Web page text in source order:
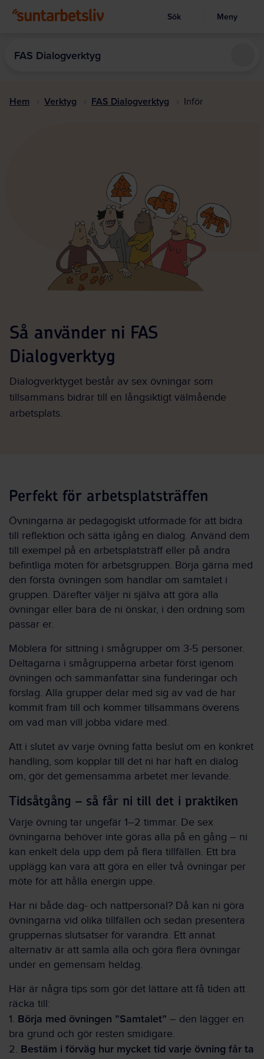
Visa sökruta
Sök Meny
FAS Dialogverktyg
Hem Verktyg FAS Dialogverktyg Inför
Så använder ni FAS
Dialogverktyg
Dialogverktyget består av sex övningar som
tillsammans bidrar till en långsiktigt välmående
arbetsplats.
Perfekt för arbetsplatsträffen
Övningarna är pedagogiskt utformade för att bidra
till reflektion och sätta igång en dialog. Använd dem
till exempel på en arbetsplatsträff eller på andra
befintliga möten för arbetsgruppen. Börja gärna med
den första övningen som handlar om samtalet i
gruppen. Därefter väljer ni själva att göra alla
övningar eller bara de ni önskar, i den ordning som
passar er.
Möblera för sittning i smågrupper om 3-5 personer.
Deltagarna i smågrupperna arbetar först igenom
övningen och sammanfattar sina funderingar och
förslag. Alla grupper delar med sig av vad de har
kommit fram till och kommer tillsammans överens
om vad man vill jobba vidare med.
Att i slutet av varje övning fatta beslut om en konkret
handling, som kopplar till det ni har haft en dialog
om, gör det gemensamma arbetet mer levande.
Tidsåtgång – så får ni till det i praktiken
Varje övning tar ungefär 1–2 timmar. De sex
övningarna behöver inte göras alla på en gång – ni
kan enkelt dela upp dem på flera tillfällen. Ett bra
upplägg kan vara att göra en eller två övningar per
möte för att hålla energin uppe.
Har ni både dag- och nattpersonal? Då kan ni göra
övningarna vid olika tillfällen och sedan presentera
gruppernas slutsatser för varandra. Ett annat
alternativ är att samla alla och göra flera övningar
under en gemensam heldag.
Här är några tips som gör det lättare att få tiden att
räcka till:
1. Börja med övningen ”Samtalet” – den lägger en
bra grund och gör resten smidigare.
2. Bestäm i förväg hur mycket tid varje övning får ta